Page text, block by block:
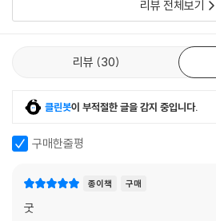
하는 규칙과 기준 때문에 생기는 갈등이 그
라 아주 아름다운 장면으로, 그보다 더 감동
마치, 우주는 외롭고 무섭고 아름다운 곳이
또한 외롭고 무섭더라도 한편으론 아름다울
찬을 늘어놔봤자 넋 빠진 감탄사밖엔 안 될
른 초기작들도 늦지 않게 복간되어 새로이
? 문목하 (소설가)
리뷰 전체보기
리뷰 30
클린봇이 부적절한 글을 감지 중입니다.
구매한줄평
종이책 구매
굿